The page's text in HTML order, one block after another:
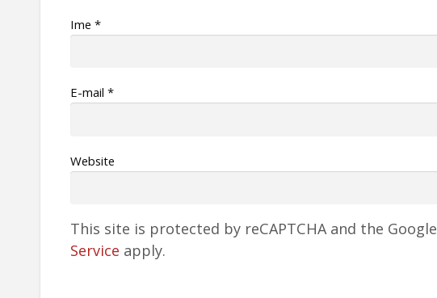
Ime *
Е-mail *
Website
This site is protected by reCAPTCHA and the Google
Service apply.